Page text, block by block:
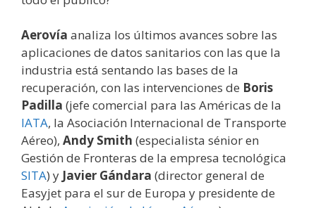
Aerovía analiza los últimos avances sobre las
aplicaciones de datos sanitarios con las que la
industria está sentando las bases de la
recuperación, con las intervenciones de Boris
Padilla (jefe comercial para las Américas de la
IATA, la Asociación Internacional de Transporte
Aéreo), Andy Smith (especialista sénior en
Gestión de Fronteras de la empresa tecnológica
SITA) y Javier Gándara (director general de
Easyjet para el sur de Europa y presidente de